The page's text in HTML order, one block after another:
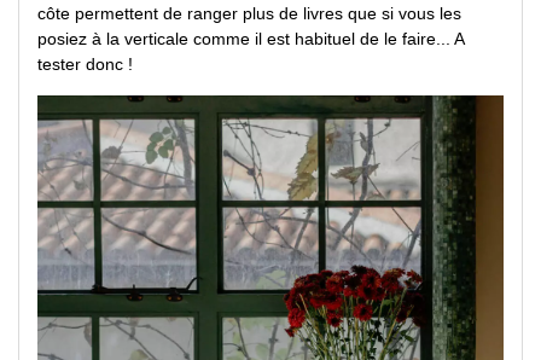
côte permettent de ranger plus de livres que si vous les
posiez à la verticale comme il est habituel de le faire... A
tester donc !